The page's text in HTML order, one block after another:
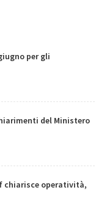
per gli
del Ministero
chiarisce operatività,